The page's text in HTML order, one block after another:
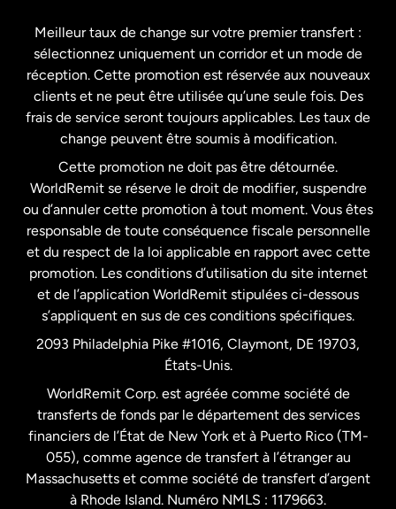
États-Unis English
États-Unis Español
France
Malaisie
Nouvelle-Zélande
Pays-Bas
Royaume-Uni
Suède
Meilleur taux de change sur votre premier transfert :
sélectionnez uniquement un corridor et un mode de
réception. Cette promotion est réservée aux nouveaux
clients et ne peut être utilisée qu’une seule fois. Des
frais de service seront toujours applicables. Les taux de
change peuvent être soumis à modification.
Cette promotion ne doit pas être détournée.
WorldRemit se réserve le droit de modifier, suspendre
ou d’annuler cette promotion à tout moment. Vous êtes
responsable de toute conséquence fiscale personnelle
et du respect de la loi applicable en rapport avec cette
promotion. Les conditions d’utilisation du site internet
et de l’application WorldRemit stipulées ci-dessous
s’appliquent en sus de ces conditions spécifiques.
2093 Philadelphia Pike #1016, Claymont, DE 19703,
États-Unis.
WorldRemit Corp. est agréée comme société de
transferts de fonds par le département des services
financiers de l’État de New York et à Puerto Rico (TM-
055), comme agence de transfert à l’étranger au
Massachusetts et comme société de transfert d’argent
à Rhode Island. Numéro NMLS : 1179663.